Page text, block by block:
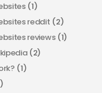
(1)
reddit (2)
reviews(1)
(2)
(1)